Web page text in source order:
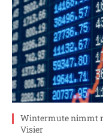
Wintermute nimmt
Visier